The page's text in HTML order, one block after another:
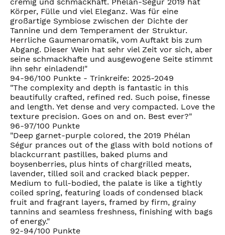
Körper, Fülle und viel Eleganz. Was für eine
großartige Symbiose zwischen der Dichte der
Tannine und dem Temperament der Struktur.
Herrliche Gaumenaromatik, vom Auftakt bis zum
Abgang. Dieser Wein hat sehr viel Zeit vor sich, aber
seine schmackhafte und ausgewogene Seite stimmt
ihn sehr einladend!"
94-96/100 Punkte - Trinkreife: 2025-2049
"The complexity and depth is fantastic in this
beautifully crafted, refined red. Such poise, finesse
and length. Yet dense and very compacted. Love the
texture precision. Goes on and on. Best ever?"
96-97/100 Punkte
"Deep garnet-purple colored, the 2019 Phélan
Ségur prances out of the glass with bold notions of
blackcurrant pastilles, baked plums and
boysenberries, plus hints of chargrilled meats,
lavender, tilled soil and cracked black pepper.
Medium to full-bodied, the palate is like a tightly
coiled spring, featuring loads of condensed black
fruit and fragrant layers, framed by firm, grainy
tannins and seamless freshness, finishing with bags
of energy."
92-94/100 Punkte